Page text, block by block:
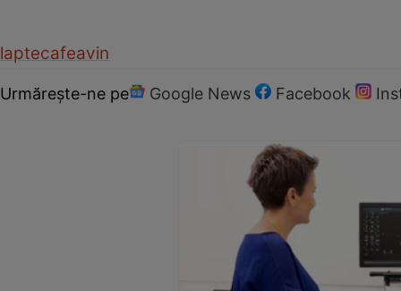
laptecafeavin
Urmărește-ne pe Google News Facebook